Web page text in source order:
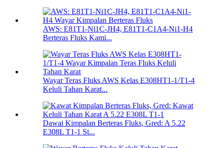
AWS: E81T1-Ni1C-JH4, E81T1-C1A4-Ni1-H4
Berteras Fluks Kami...
Wayar Teras Fluks AWS Kelas E308HT1-1/T1-4
Keluli Tahan Karat...
Dawai Kimpalan Berteras Fluks, Gred: A 5.22
E308L T1-1 St...